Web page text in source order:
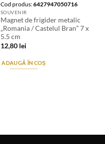
Cod produs:6427947050716
SOUVENIR
Magnet de frigider metalic
„Romania / Castelul Bran” 7 x
5.5 cm
12,80 lei
ADAUGĂ ÎN COȘ